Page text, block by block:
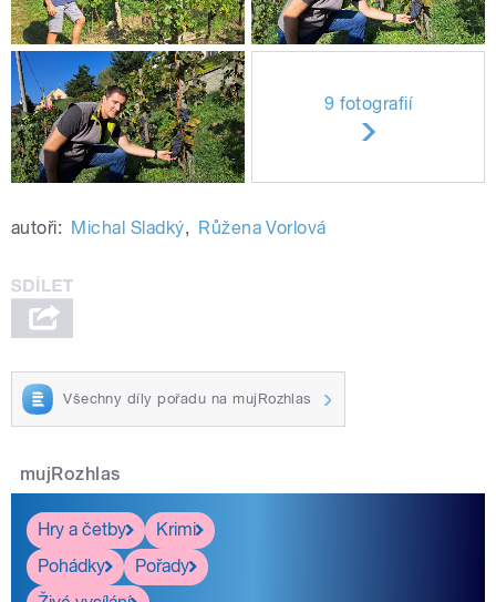
9 fotografií
autoři: Michal Sladký, Růžena Vorlová
Všechny díly pořadu na mujRozhlas
mujRozhlas
Hry a četby
Krimi
Pohádky
Pořady